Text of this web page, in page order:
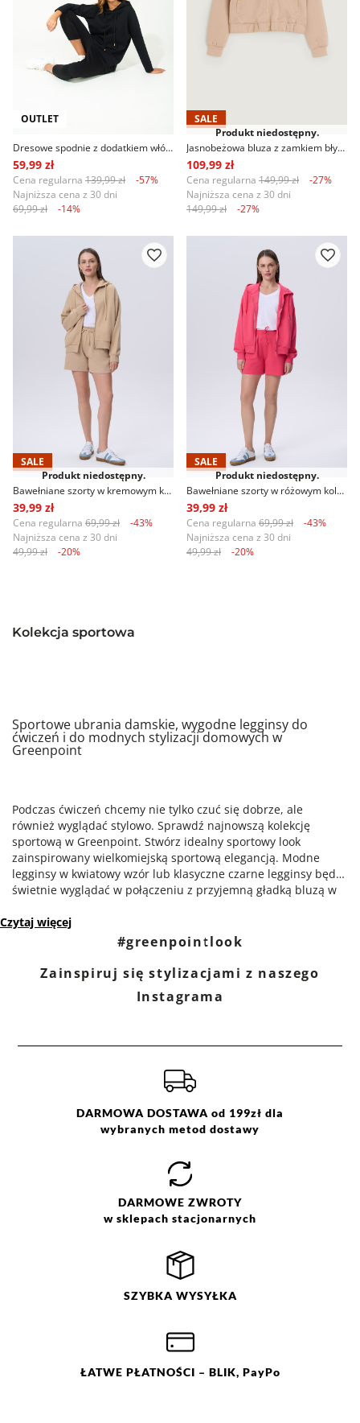
OUTLET
Dresowe spodnie z dodatkiem włókien ekologicznych, czarne
59,99 zł
Cena regularna 139,99 zł
-57%
Najniższa cena z 30 dni
69,99 zł
-14%
SALE
Produkt niedostępny.
Jasnobeżowa bluza z zamkiem błyskawicznym
109,99 zł
Cena regularna 149,99 zł
-27%
Najniższa cena z 30 dni
149,99 zł
-27%
SALE
Produkt niedostępny.
Bawełniane szorty w kremowym kolorze
39,99 zł
Cena regularna 69,99 zł
-43%
Najniższa cena z 30 dni
49,99 zł
-20%
SALE
Produkt niedostępny.
Bawełniane szorty w różowym kolorze
39,99 zł
Cena regularna 69,99 zł
-43%
Najniższa cena z 30 dni
49,99 zł
-20%
Kolekcja sportowa
Sportowe ubrania damskie, wygodne legginsy do
ćwiczeń i do modnych stylizacji domowych w
Greenpoint
Podczas ćwiczeń chcemy nie tylko czuć się dobrze, ale
również wyglądać stylowo. Sprawdź najnowszą kolekcję
sportową w Greenpoint. Stwórz idealny sportowy look
zainspirowany wielkomiejską sportową elegancją. Modne
legginsy w kwiatowy wzór lub klasyczne czarne legginsy będą
świetnie wyglądać w połączeniu z przyjemną gładką bluzą w
bawełniane bluzy damskie, wygodne dresy na siłownię lub do
domu. Postaw na wygodne i modne domowe stylizacje! Dresy
dla kobiet nie muszą być nudne, sprawdź dresy w kwiatowy
wzór, szerokie dresy rozszerzane lub legginsy z siateczkową
Czytaj więcej
#greenpointlook
Zainspiruj się stylizacjami z naszego
Instagrama
DARMOWA DOSTAWA od 199zł dla
wybranych metod dostawy
DARMOWE ZWROTY
w sklepach stacjonarnych
SZYBKA WYSYŁKA
ŁATWE PŁATNOŚCI – BLIK, PayPo